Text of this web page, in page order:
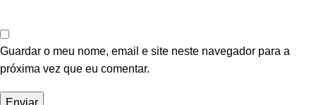
Guardar o meu nome, email e site neste navegador para a
próxima vez que eu comentar.